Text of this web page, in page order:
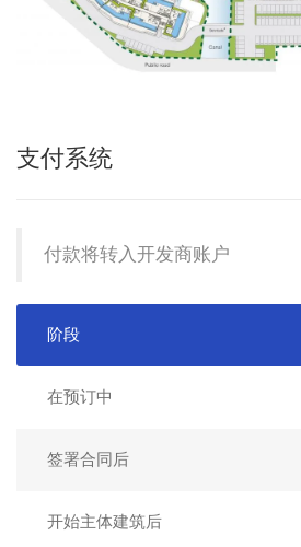
支付系统
付款将转入开发商账户
阶段
在预订中
签署合同后
开始主体建筑后